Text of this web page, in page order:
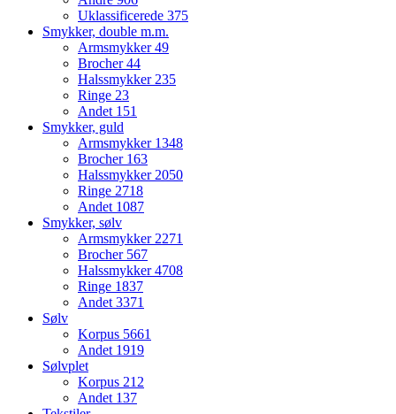
Uklassificerede 375
Smykker, double m.m.
Armsmykker49
Brocher44
Halssmykker235
Ringe 23
Andet 151
Smykker, guld
Armsmykker 1348
Brocher 163
Halssmykker2050
Ringe 2718
Andet 1087
Smykker, sølv
Armsmykker2271
Brocher 567
Halssmykker4708
Ringe 1837
Andet3371
Sølv
Korpus 5661
Andet 1919
Sølvplet
Korpus 212
Andet 137